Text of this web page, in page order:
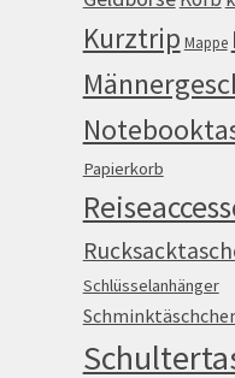
Kurztrip Mappe
Papierkorb
Schlüsselanhänger